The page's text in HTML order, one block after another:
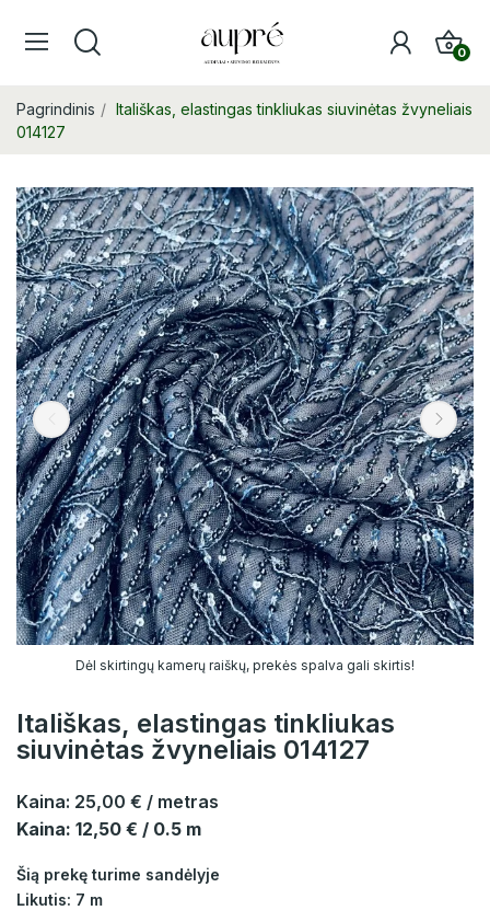
0
Pagrindinis
Itališkas, elastingas tinkliukas siuvinėtas žvyneliais
014127
Dėl skirtingų kamerų raiškų, prekės spalva gali skirtis!
Itališkas, elastingas tinkliukas
siuvinėtas žvyneliais 014127
Kaina: 25,00 € / metras
Kaina: 12,50 € / 0.5 m
Šią prekę turime sandėlyje
Likutis: 7 m